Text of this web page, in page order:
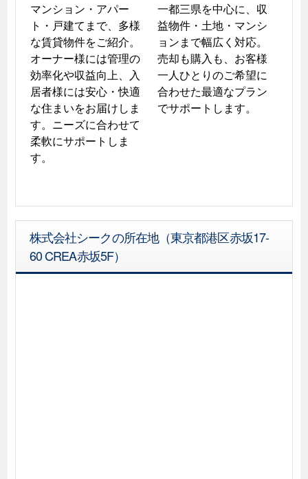
マンション・アパー
ト・戸建てまで、多様
な賃貸物件をご紹介。
オーナー様には管理の
効率化や収益向上、入
居者様には安心・快適
な住まいをお届けしま
す。ニーズに合わせて
柔軟にサポートしま
す。
一都三県を中心に、収
益物件・土地・マンシ
ョンまで幅広く対応。
売却も購入も、お客様
一人ひとりのご希望に
合わせた最適なプラン
でサポートします。
株式会社シークの所在地（東京都港区赤坂17-
60 CREA赤坂5F）